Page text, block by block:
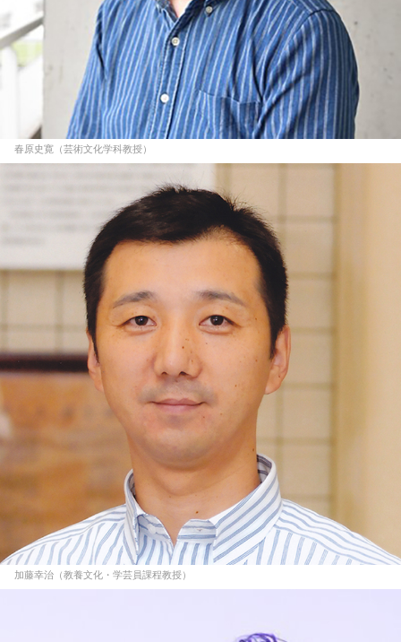
春原史寛（芸術文化学科教授）
加藤幸治（教養文化・学芸員課程教授）